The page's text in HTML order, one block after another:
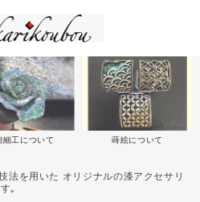
細工について 蒔絵について
法を用いた オリジナルの漆アクセサリ
す｡